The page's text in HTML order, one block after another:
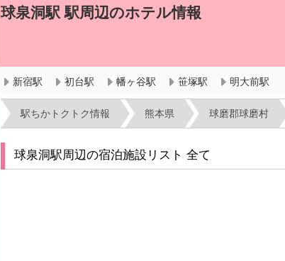
球泉洞駅 駅周辺のホテル情報
新宿駅 初台駅 幡ヶ谷駅 笹塚駅 明大前駅
駅ちかトクトク情報 熊本県 球磨郡球磨村
球泉洞駅周辺の宿泊施設リスト 全て